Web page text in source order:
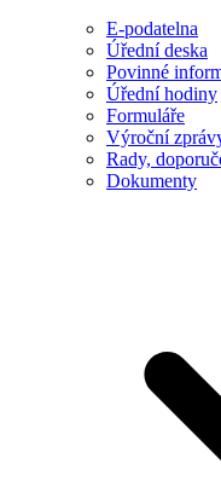
E-podatelna
Úřední deska
Povinné
Úřední hodiny
Formuláře
Výroční
Rady,
Dokumenty